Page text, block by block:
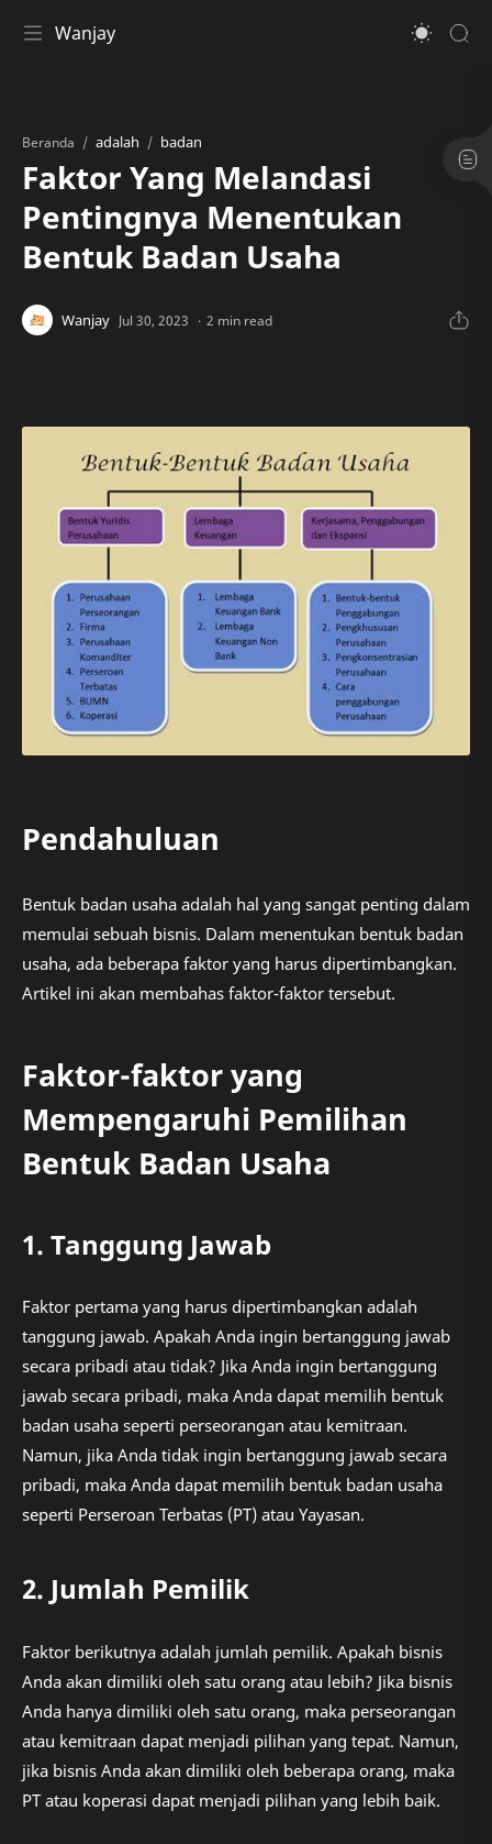
Wanjay
Beranda adalah badan
Faktor Yang Melandasi
Pentingnya Menentukan
Bentuk Badan Usaha
2 min read
Pendahuluan
Bentuk badan usaha adalah hal yang sangat penting dalam
memulai sebuah bisnis. Dalam menentukan bentuk badan
usaha, ada beberapa faktor yang harus dipertimbangkan.
Artikel ini akan membahas faktor-faktor tersebut.
Faktor-faktor yang
Mempengaruhi Pemilihan
Bentuk Badan Usaha
1. Tanggung Jawab
Faktor pertama yang harus dipertimbangkan adalah
tanggung jawab. Apakah Anda ingin bertanggung jawab
secara pribadi atau tidak? Jika Anda ingin bertanggung
jawab secara pribadi, maka Anda dapat memilih bentuk
badan usaha seperti perseorangan atau kemitraan.
Namun, jika Anda tidak ingin bertanggung jawab secara
pribadi, maka Anda dapat memilih bentuk badan usaha
seperti Perseroan Terbatas (PT) atau Yayasan.
2. Jumlah Pemilik
Faktor berikutnya adalah jumlah pemilik. Apakah bisnis
Anda akan dimiliki oleh satu orang atau lebih? Jika bisnis
Anda hanya dimiliki oleh satu orang, maka perseorangan
atau kemitraan dapat menjadi pilihan yang tepat. Namun,
jika bisnis Anda akan dimiliki oleh beberapa orang, maka
PT atau koperasi dapat menjadi pilihan yang lebih baik.